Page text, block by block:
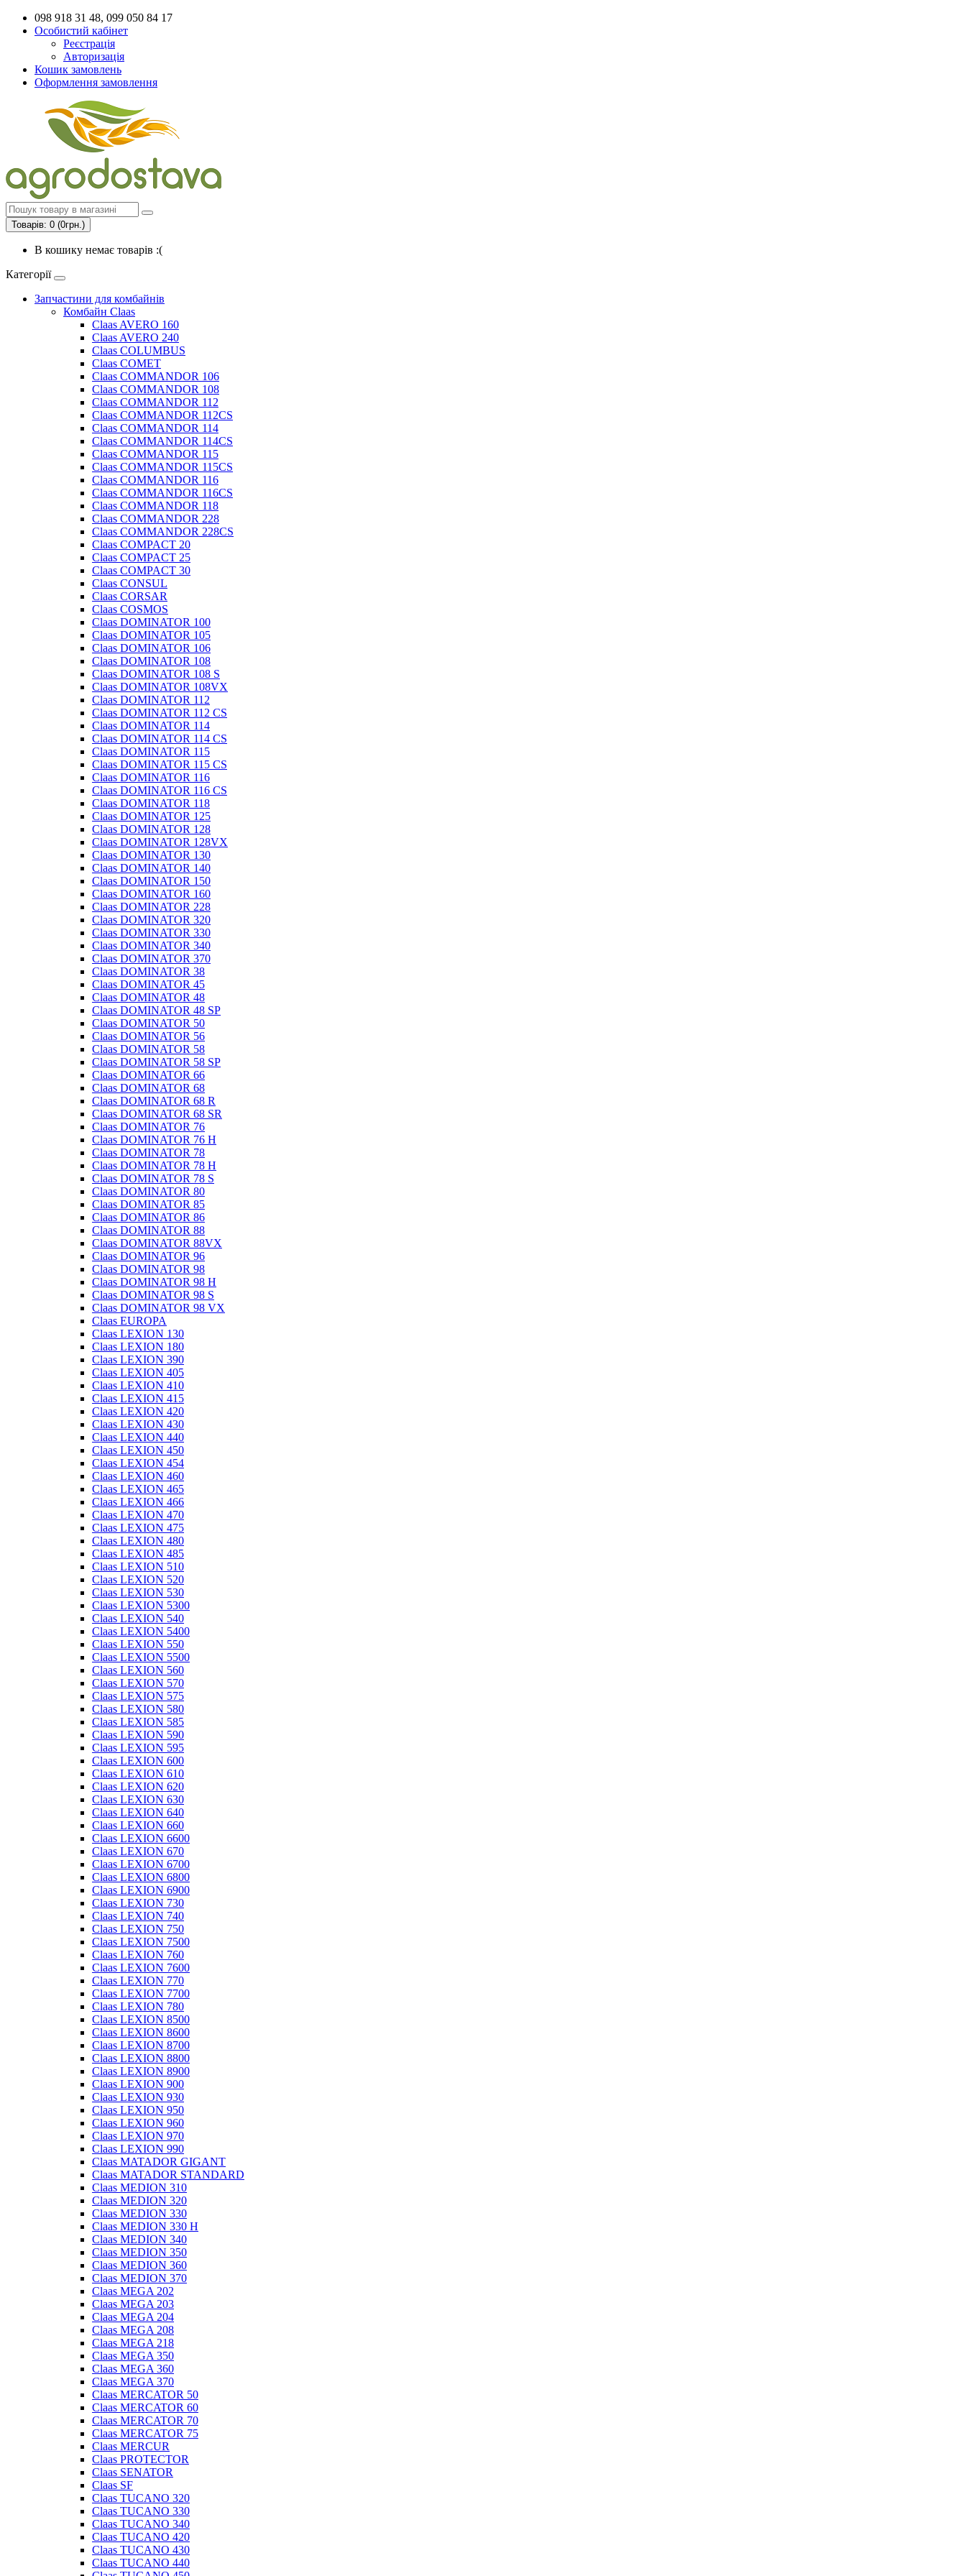
098 918 31 48, 099 050 84 17
Особистий кабінет
Реєстрація
Авторизація
Кошик замовлень
Оформлення замовлення
Товарів: 0 (0грн.)
В кошику немає товарів :(
Категорії
Запчастини для комбайнів
Комбайн Claas
Claas AVERO 160
Claas AVERO 240
Claas COLUMBUS
Claas COMET
Claas COMMANDOR 106
Claas COMMANDOR 108
Claas COMMANDOR 112
Claas COMMANDOR 112CS
Claas COMMANDOR 114
Claas COMMANDOR 114CS
Claas COMMANDOR 115
Claas COMMANDOR 115CS
Claas COMMANDOR 116
Claas COMMANDOR 116CS
Claas COMMANDOR 118
Claas COMMANDOR 228
Claas COMMANDOR 228CS
Claas COMPACT 20
Claas COMPACT 25
Claas COMPACT 30
Claas CONSUL
Claas CORSAR
Claas COSMOS
Claas DOMINATOR 100
Claas DOMINATOR 105
Claas DOMINATOR 106
Claas DOMINATOR 108
Claas DOMINATOR 108 S
Claas DOMINATOR 108VX
Claas DOMINATOR 112
Claas DOMINATOR 112 CS
Claas DOMINATOR 114
Claas DOMINATOR 114 CS
Claas DOMINATOR 115
Claas DOMINATOR 115 CS
Claas DOMINATOR 116
Claas DOMINATOR 116 CS
Claas DOMINATOR 118
Claas DOMINATOR 125
Claas DOMINATOR 128
Claas DOMINATOR 128VX
Claas DOMINATOR 130
Claas DOMINATOR 140
Claas DOMINATOR 150
Claas DOMINATOR 160
Claas DOMINATOR 228
Claas DOMINATOR 320
Claas DOMINATOR 330
Claas DOMINATOR 340
Claas DOMINATOR 370
Claas DOMINATOR 38
Claas DOMINATOR 45
Claas DOMINATOR 48
Claas DOMINATOR 48 SP
Claas DOMINATOR 50
Claas DOMINATOR 56
Claas DOMINATOR 58
Claas DOMINATOR 58 SP
Claas DOMINATOR 66
Claas DOMINATOR 68
Claas DOMINATOR 68 R
Claas DOMINATOR 68 SR
Claas DOMINATOR 76
Claas DOMINATOR 76 H
Claas DOMINATOR 78
Claas DOMINATOR 78 H
Claas DOMINATOR 78 S
Claas DOMINATOR 80
Claas DOMINATOR 85
Claas DOMINATOR 86
Claas DOMINATOR 88
Claas DOMINATOR 88VX
Claas DOMINATOR 96
Claas DOMINATOR 98
Claas DOMINATOR 98 H
Claas DOMINATOR 98 S
Claas DOMINATOR 98 VX
Claas EUROPA
Claas LEXION 130
Claas LEXION 180
Claas LEXION 390
Claas LEXION 405
Claas LEXION 410
Claas LEXION 415
Claas LEXION 420
Claas LEXION 430
Claas LEXION 440
Claas LEXION 450
Claas LEXION 454
Claas LEXION 460
Claas LEXION 465
Claas LEXION 466
Claas LEXION 470
Claas LEXION 475
Claas LEXION 480
Claas LEXION 485
Claas LEXION 510
Claas LEXION 520
Claas LEXION 530
Claas LEXION 5300
Claas LEXION 540
Claas LEXION 5400
Claas LEXION 550
Claas LEXION 5500
Claas LEXION 560
Claas LEXION 570
Claas LEXION 575
Claas LEXION 580
Claas LEXION 585
Claas LEXION 590
Claas LEXION 595
Claas LEXION 600
Claas LEXION 610
Claas LEXION 620
Claas LEXION 630
Claas LEXION 640
Claas LEXION 660
Claas LEXION 6600
Claas LEXION 670
Claas LEXION 6700
Claas LEXION 6800
Claas LEXION 6900
Claas LEXION 730
Claas LEXION 740
Claas LEXION 750
Claas LEXION 7500
Claas LEXION 760
Claas LEXION 7600
Claas LEXION 770
Claas LEXION 7700
Claas LEXION 780
Claas LEXION 8500
Claas LEXION 8600
Claas LEXION 8700
Claas LEXION 8800
Claas LEXION 8900
Claas LEXION 900
Claas LEXION 930
Claas LEXION 950
Claas LEXION 960
Claas LEXION 970
Claas LEXION 990
Claas MATADOR GIGANT
Claas MATADOR STANDARD
Claas MEDION 310
Claas MEDION 320
Claas MEDION 330
Claas MEDION 330 H
Claas MEDION 340
Claas MEDION 350
Claas MEDION 360
Claas MEDION 370
Claas MEGA 202
Claas MEGA 203
Claas MEGA 204
Claas MEGA 208
Claas MEGA 218
Claas MEGA 350
Claas MEGA 360
Claas MEGA 370
Claas MERCATOR 50
Claas MERCATOR 60
Claas MERCATOR 70
Claas MERCATOR 75
Claas MERCUR
Claas PROTECTOR
Claas SENATOR
Claas SF
Claas TUCANO 320
Claas TUCANO 330
Claas TUCANO 340
Claas TUCANO 420
Claas TUCANO 430
Claas TUCANO 440